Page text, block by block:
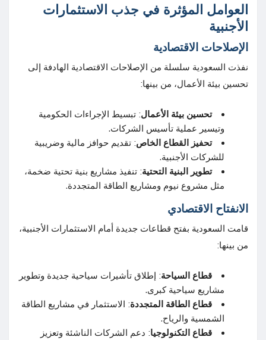
العوامل المؤثرة في جذب الاستثمارات
الأجنبية
الإصلاحات الاقتصادية
نفذت السعودية سلسلة من الإصلاحات الاقتصادية الهادفة إلى
تحسين بيئة الأعمال، من بينها:
تحسين بيئة الأعمال: تبسيط الإجراءات الحكومية
وتيسير عملية تأسيس الشركات.
تحفيز القطاع الخاص: تقديم حوافز مالية وضريبية
للشركات الأجنبية.
تطوير البنية التحتية: تنفيذ مشاريع بنية تحتية ضخمة،
مثل مشروع نيوم ومشاريع الطاقة المتجددة.
الانفتاح الاقتصادي
قامت السعودية بفتح قطاعات جديدة أمام الاستثمارات الأجنبية،
من بينها:
قطاع السياحة: إطلاق تأشيرات سياحية جديدة وتطوير
مشاريع سياحية كبرى.
قطاع الطاقة المتجددة: الاستثمار في مشاريع الطاقة
الشمسية والرياح.
قطاع التكنولوجيا: دعم الشركات الناشئة وتعزيز